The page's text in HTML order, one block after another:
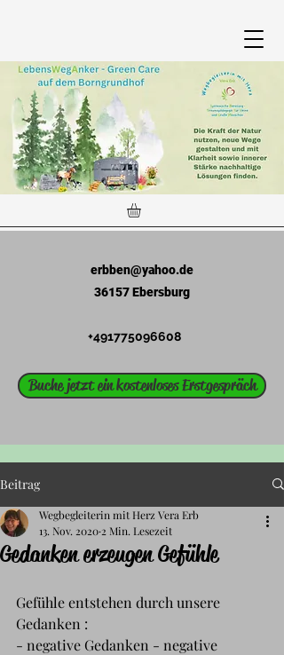
erbben@yahoo.de
36157 Ebersburg
+491775096608
Buche jetzt ein kostenloses Erstgespräch
Beitrag
Gedanken erzeugen Gefühle
Wegbegleiterin mit Herz Vera Erb
13. Nov. 2020 2 Min. Lesezeit
Gefühle entstehen durch unsere
Gedanken :
- negative Gedanken - negative